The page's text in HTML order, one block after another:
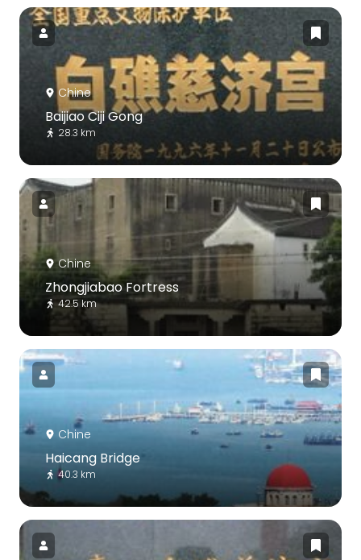
Chine
Baijiao Ciji Gong
28.3 km
Chine
Zhongjiabao Fortress
42.5 km
Chine
Haicang Bridge
40.3 km